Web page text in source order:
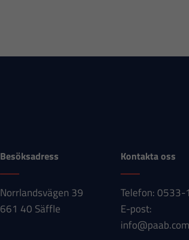
Besöksadress
Norrlandsvägen 39
661 40 Säffle
Kontakta oss
Telefon:
E-post:
info@paab.com